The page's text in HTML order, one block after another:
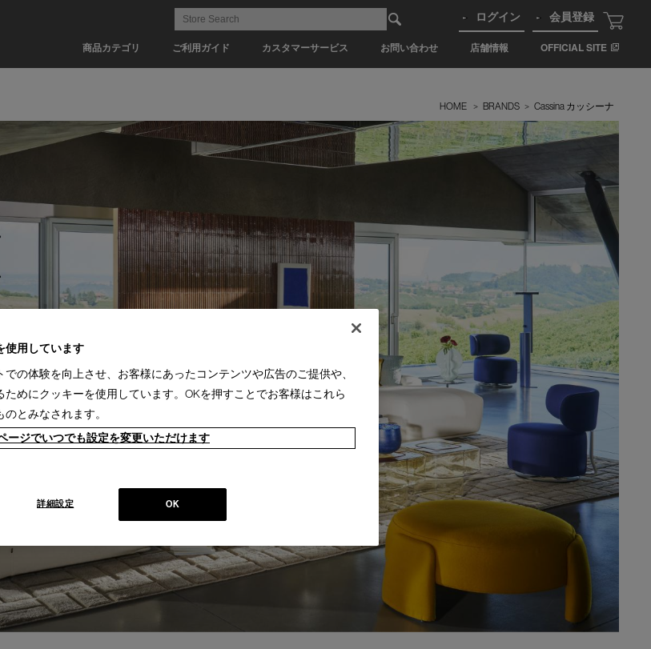
商品カテゴリ ご利用ガイド カスタマーサービス お問い合わせ 店舗情報 OFFICIAL SITE
ログイン 会員登録
HOME > BRANDS > Cassina カッシーナ
使用しています
の体験を向上させ、お客様にあったコンテンツや広告のご提供や、
ためにクッキーを使用しています。OKを押すことでお客様はこれら
とみなされます。
ージでいつでも設定を変更いただけます
OK
詳細設定